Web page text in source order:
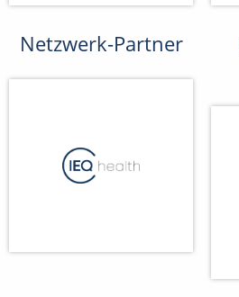
Netzwerk-Partner